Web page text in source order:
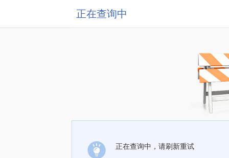
正在查询中
正在查询中，请刷新重试